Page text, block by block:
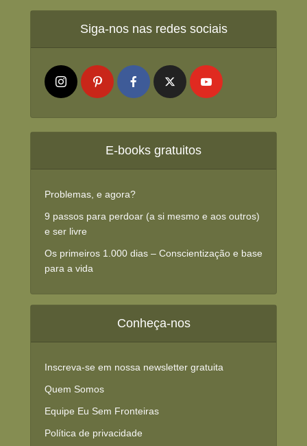
Siga-nos nas redes sociais
E-books gratuitos
Problemas, e agora?
9 passos para perdoar (a si mesmo e aos outros)
e ser livre
Os primeiros 1.000 dias – Conscientização e base
para a vida
Conheça-nos
Inscreva-se em nossa newsletter gratuita
Quem Somos
Equipe Eu Sem Fronteiras
Política de privacidade